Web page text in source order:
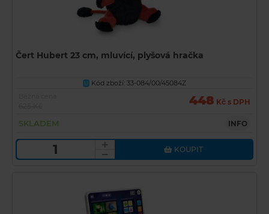
Čert Hubert 23 cm, mluvící, plyšová hračka
U
Kód zboží: 33-084/00/45084Z
448 Kč s DPH
SKLADEM INFO
KOUPIT